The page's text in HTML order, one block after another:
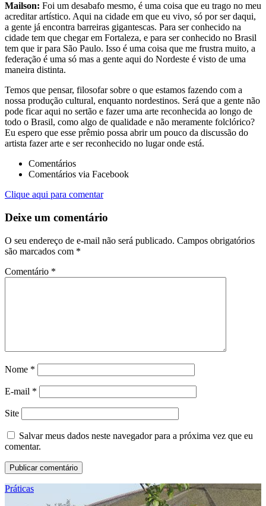
Mailson: Foi um desabafo mesmo, é uma coisa que eu trago no meu
acreditar artístico. Aqui na cidade em que eu vivo, só por ser daqui,
a gente já encontra barreiras gigantescas. Para ser conhecido na
cidade tem que chegar em Fortaleza, e para ser conhecido no Brasil
tem que ir para São Paulo. Isso é uma coisa que me frustra muito, a
federação é uma só mas a gente aqui do Nordeste é visto de uma
maneira distinta.
Temos que pensar, filosofar sobre o que estamos fazendo com a
nossa produção cultural, enquanto nordestinos. Será que a gente não
pode ficar aqui no sertão e fazer uma arte reconhecida ao longo de
todo o Brasil, como algo de qualidade e não meramente folclórico?
Eu espero que esse prêmio possa abrir um pouco da discussão do
artista fazer arte e ser reconhecido no lugar onde está.
Comentários
Comentários via Facebook
Clique aqui para comentar
Deixe um comentário
O seu endereço de e-mail não será publicado. Campos obrigatórios
são marcados com *
Comentário *
Nome *
E-mail *
Site
Salvar meus dados neste navegador para a próxima vez que eu
comentar.
Práticas